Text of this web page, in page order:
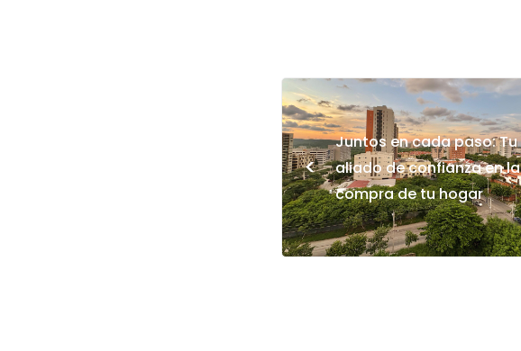
<
Juntos en cada paso: Tu
aliado de confianza en la
compra de tu hogar